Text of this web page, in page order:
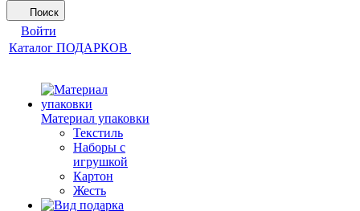
Поиск
Войти
Каталог ПОДАРКОВ
Материал упаковки
Текстиль
Наборы с
игрушкой
Картон
Жесть